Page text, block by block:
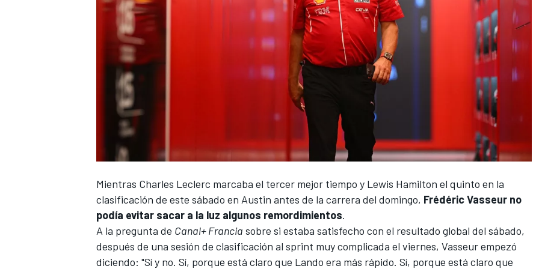
Mientras Charles Leclerc marcaba el tercer mejor tiempo y Lewis Hamilton el quinto en la
clasificación de este sábado en Austin antes de la carrera del domingo, Frédéric Vasseur no
podía evitar sacar a la luz algunos remordimientos.
A la pregunta de Canal+ Francia sobre si estaba satisfecho con el resultado global del sábado,
después de una sesión de clasificación al sprint muy complicada el viernes, Vasseur empezó
diciendo: "Sí y no. Sí, porque está claro que Lando era más rápido. Sí, porque está claro que